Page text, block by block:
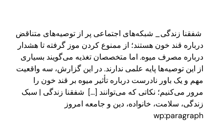
شبکه‌های اجتماعی پر از توصیه‌های متناقض
هستند؛ از ممنوع کردن موز گرفته تا هشدار
میوه. اما متخصصان تغذیه می‌گویند بسیاری
پایه علمی ندارند. در این گزارش، سه واقعیت
نادرست درباره تأثیر میوه بر قند خون را
نکاتی که می‌توانند […] شفقنا زندگی | سبک
خانواده، دین و جامعه امروز